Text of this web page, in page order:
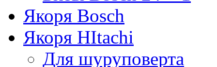
Якоря Bosch
Якоря HItachi
Для шуруповерта